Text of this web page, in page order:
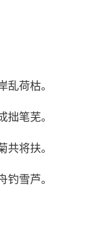
乱荷枯。
拙笔芜。
共将扶。
钓雪芦。